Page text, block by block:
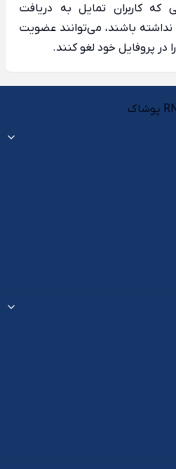
کاربران تمایل به دریافت
نداشته باشند، می‌توانند عضویت
در پروفایل خود لغو کنند.